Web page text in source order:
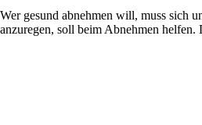
Wer gesund abnehmen will, muss sich
anzuregen, soll beim Abnehmen